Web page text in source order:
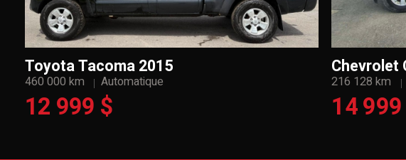
Toyota Tacoma 2015
460 000 km Automatique
12 999 $
Chevrolet
216 128 km
14